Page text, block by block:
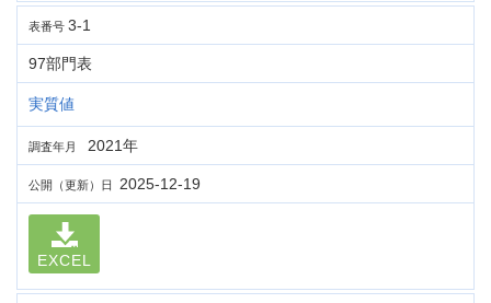
表番号 3-1
97部門表
実質値
調査年月 2021年
公開（更新）日 2025-12-19
EXCEL